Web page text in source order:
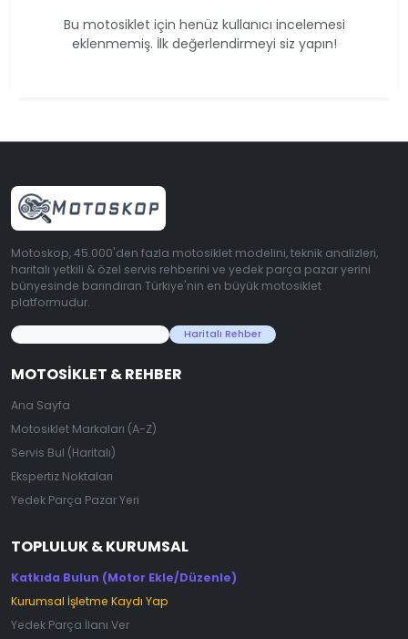
Bu motosiklet için henüz kullanıcı incelemesi
eklenmemiş. İlk değerlendirmeyi siz yapın!
Motoskop, 45.000'den fazla motosiklet modelini, teknik analizleri,
haritalı yetkili & özel servis rehberini ve yedek parça pazar yerini
bünyesinde barındıran Türkiye'nin en büyük motosiklet
platformudur.
Haritalı Rehber
MOTOSIKLET & REHBER
Ana Sayfa
Motosiklet Markaları (A-Z)
Servis Bul (Haritalı)
Ekspertiz Noktaları
Yedek Parça Pazar Yeri
TOPLULUK & KURUMSAL
Katkıda Bulun (Motor Ekle/Düzenle)
Kurumsal İşletme Kaydı Yap
Yedek Parça İlanı Ver